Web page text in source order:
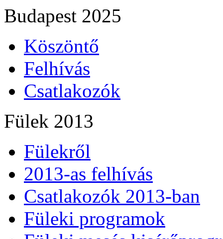
Budapest 2025
Köszöntő
Felhívás
Csatlakozók
Fülek 2013
Fülekről
2013-as felhívás
Csatlakozók 2013-ban
Füleki programok